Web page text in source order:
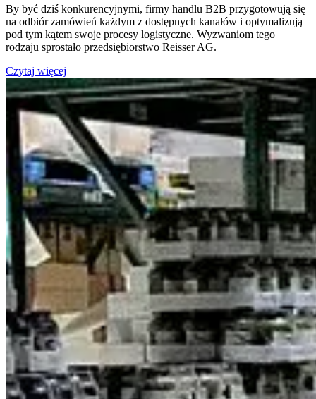
By być dziś konkurencyjnymi, firmy handlu B2B przygotowują się
na odbiór zamówień każdym z dostępnych kanałów i optymalizują
pod tym kątem swoje procesy logistyczne. Wyzwaniom tego
rodzaju sprostało przedsiębiorstwo Reisser AG.
Czytaj więcej